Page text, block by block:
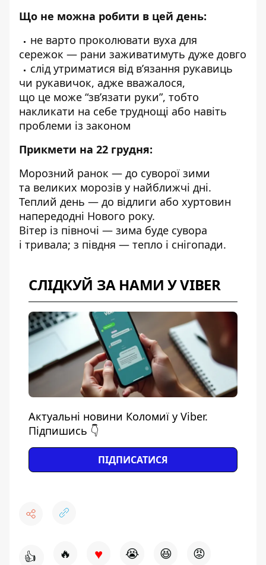
Що не можна робити в цей день:
не варто проколювати вуха для
сережок — рани заживатимуть дуже довго
слід утриматися від в’язання рукавиць
чи рукавичок, адже вважалося,
що це може “зв’язати руки”, тобто
накликати на себе труднощі або навіть
проблеми із законом
Прикмети на 22 грудня:
Морозний ранок — до суворої зими
та великих морозів у найближчі дні.
Теплий день — до відлиги або хуртовин
напередодні Нового року.
Вітер із півночі — зима буде сувора
і тривала; з півдня — тепло і снігопади.
СЛІДКУЙ ЗА НАМИ У VIBER
Актуальні новини Коломиї у Viber.
Підпишись 👇
ПІДПИСАТИСЯ
👍 🔥 ♥ 😭 😆 😡